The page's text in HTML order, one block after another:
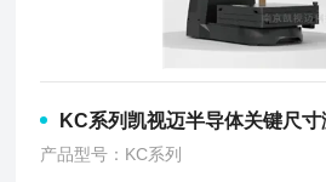
KC系列凯视迈半导体关键尺
产品型号：KC系列